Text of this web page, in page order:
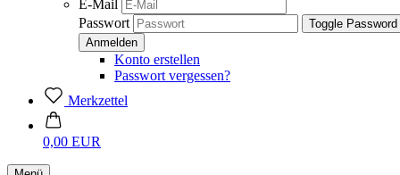
E-Mail
Passwort
Toggle
Konto erstellen
Passwort vergessen?
Merkzettel
0,00 EUR